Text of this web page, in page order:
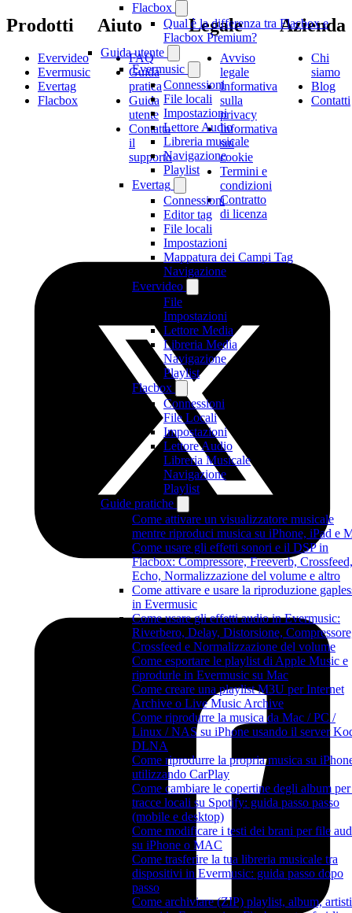
Flacbox
Qual è la differenza tra Flacbox e
Flacbox Premium?
Guida utente
Evermusic
Connessioni
File locali
Impostazioni
Lettore Audio
Libreria musicale
Navigazione
Playlist
Evertag
Connessioni
Editor tag
File locali
Impostazioni
Mappatura dei Campi Tag
Navigazione
Evervideo
File
Impostazioni
Lettore Media
Libreria Media
Navigazione
Playlist
Flacbox
Connessioni
File Locali
Impostazioni
Lettore Audio
Libreria Musicale
Navigazione
Playlist
Guide pratiche
Come attivare un visualizzatore musicale
mentre riproduci musica su iPhone, iPad e
Come usare gli effetti sonori e il DSP in
Flacbox: Compressore, Freeverb, Crossfeed,
Echo, Normalizzazione del volume e altro
Come attivare e usare la riproduzione
in Evermusic
Come usare gli effetti audio in Evermusic:
Riverbero, Delay, Distorsione,
Crossfeed e Normalizzazione del volume
Come esportare le playlist di Apple Music e
riprodurle in Evermusic su Mac
Come creare una playlist M3U per Internet
Archive o Live Music Archive
Come riprodurre la musica da Mac / PC /
Linux / NAS su iPhone usando il server
DLNA
Come riprodurre la propria musica su
utilizzando CarPlay
Come cambiare le copertine degli album
tracce locali su Spotify: guida passo passo
(mobile e desktop)
Come modificare i testi dei brani per file
su iPhone o MAC
Come trasferire la tua libreria musicale tra
dispositivi in Evermusic: guida passo dopo
passo
Come archiviare (ZIP) playlist, album,
Prodotti
Evervideo
Evermusic
Evertag
Flacbox
Aiuto
FAQ
Guida
pratica
Guida
utente
Contatta
il
supporto
Legale
Avviso
legale
Informativa
sulla
privacy
Informativa
sui
cookie
Termini e
condizioni
Contratto
di licenza
Azienda
Chi
siamo
Blog
Contatti